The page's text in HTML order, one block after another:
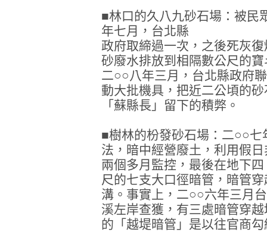
■林口的久八九砂石場：被民
年七月，台北縣
政府取締過一次，之後死灰
砂廢水排放到相隔數公尺的
二○○八年三月，台北縣政府
動大批機具，把近二公頃的
「蘇縣長」留下的積弊。
■樹林的枌發砂石場：二○○
法，暗中經營廢土，利用假
兩個多月監控，最後在地下
尺的七支大口徑暗管，暗管
溝。事實上，二○○六年三月
溪左岸查獲，有三處暗管穿
的「越堤暗管」是以往官商